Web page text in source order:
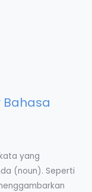
yang
(noun). Seperti